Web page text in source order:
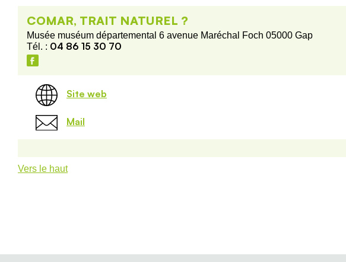
COMAR, TRAIT NATUREL ?
Musée muséum départemental 6 avenue Maréchal Foch 05000 Gap
Tél. : 04 86 15 30 70
Site web
Mail
Vers le haut